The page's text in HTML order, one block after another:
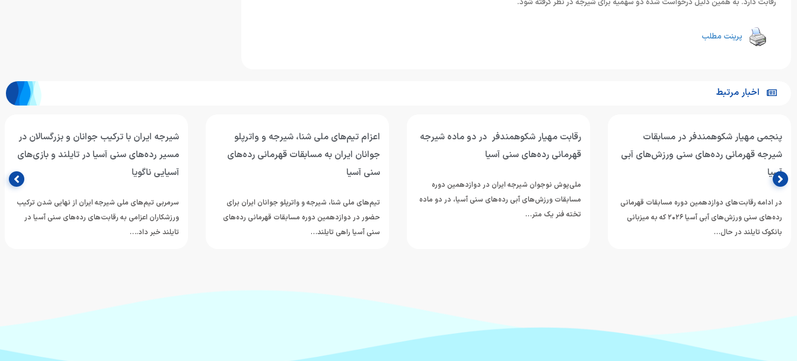
پرینت مطلب
اخبار مرتبط
پنجمی مهیار شکوهمندفر در مسابقات
شیرجه قهرمانی رده‌های سنی ورزش‌های آبی
آسیا
در ادامه رقابت‌های دوازدهمین دوره مسابقات قهرمانی
رده‌های سنی ورزش‌های آبی آسیا ۲۰۲۶ که به میزبانی
بانکوک تایلند در حال…
رقابت مهیار شکوهمندفر در دو ماده شیرجه
قهرمانی رده‌های سنی آسیا
ملی‌پوش نوجوان شیرجه ایران در دوازدهمین دوره
مسابقات ورزش‌های آبی رده‌های سنی آسیا، در دو ماده
تخته فنر یک متر…
اعزام تیم‌های ملی شنا، شیرجه و واترپلو
جوانان ایران به مسابقات قهرمانی رده‌های
سنی آسیا
تیم‌های ملی شنا، شیرجه و واترپلو جوانان ایران برای
حضور در دوازدهمین دوره مسابقات قهرمانی رده‌های
سنی آسیا راهی تایلند…
شیرجه ایران با ترکیب جوانان و بزرگسالان در
مسیر رده‌های سنی آسیا در تایلند و بازی‌های
آسیایی ناگویا
سرمربی تیم‌های ملی شیرجه ایران از نهایی شدن ترکیب
ورزشکاران اعزامی به رقابت‌های رده‌های سنی آسیا در
تایلند خبر داد.…